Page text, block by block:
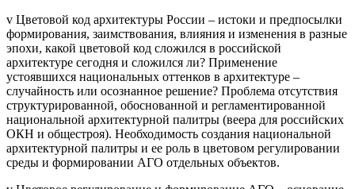
v Цветовой код архитектуры России – истоки и предпосылки
формирования, заимствования, влияния и изменения в разные
эпохи, какой цветовой код сложился в российской
архитектуре сегодня и сложился ли? Применение
устоявшихся национальных оттенков в архитектуре –
случайность или осознанное решение? Проблема отсутствия
структурированной, обоснованной и регламентированной
национальной архитектурной палитры (веера для российских
ОКН и общестроя). Необходимость создания национальной
архитектурной палитры и ее роль в цветовом регулировании
среды и формировании АГО отдельных объектов.